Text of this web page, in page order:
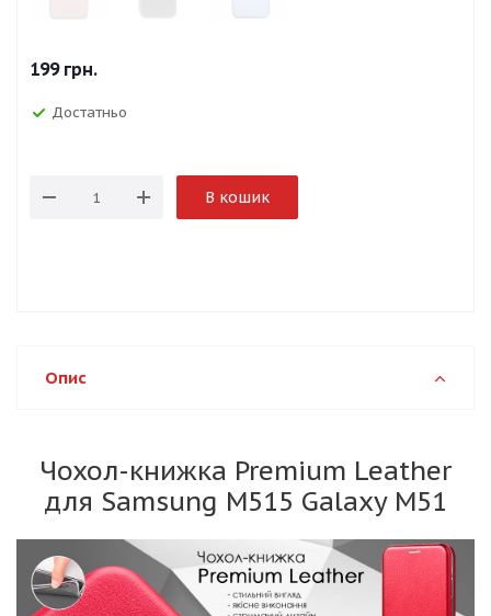
199грн.
Достатньо
В кошик
Опис
Чохол-книжка Premium Leather
для Samsung M515 Galaxy M51